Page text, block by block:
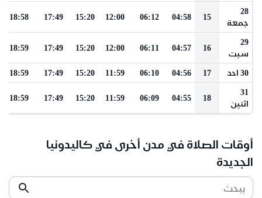
28
جمعة
15
04:58
06:12
12:00
15:20
17:49
18:58
29
سبت
16
04:57
06:11
12:00
15:20
17:49
18:59
30 احد 17
04:56
06:10
11:59
15:20
17:49
18:59
31
اثنين
18
04:55
06:09
11:59
15:20
17:49
18:59
أوقات الصلاة في مدن أخرى في كاليدونيا
الجديدة
يبحث